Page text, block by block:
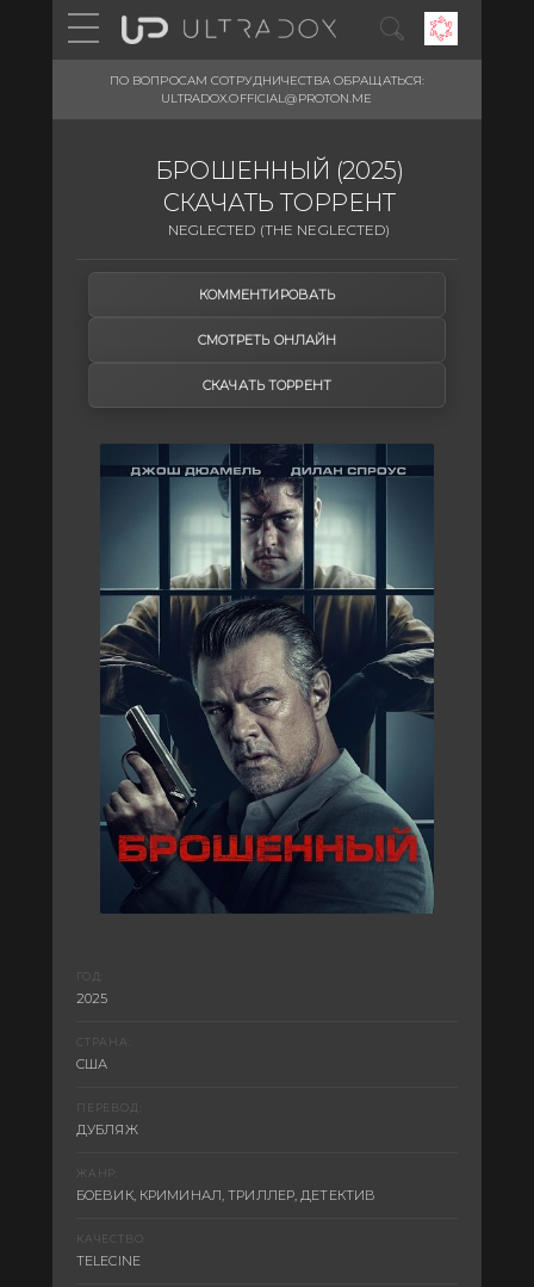
ПО ВОПРОСАМ СОТРУДНИЧЕСТВА ОБРАЩАТЬСЯ:
ULTRADOX.OFFICIAL@PROTON.ME
БРОШЕННЫЙ (2025)
СКАЧАТЬ ТОРРЕНТ
NEGLECTED (THE NEGLECTED)
КОММЕНТИРОВАТЬ
СМОТРЕТЬ ОНЛАЙН
СКАЧАТЬ ТОРРЕНТ
ГОД:
2025
СТРАНА:
США
ПЕРЕВОД:
ДУБЛЯЖ
ЖАНР:
БОЕВИК, КРИМИНАЛ, ТРИЛЛЕР, ДЕТЕКТИВ
КАЧЕСТВО:
TELECINE